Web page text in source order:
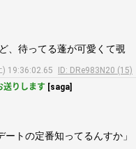
、待ってる蓬が可愛くて覗
19:36:02.65
ID: DRe983N20 (15)
送りします [saga]
トの定番知ってるんすか」